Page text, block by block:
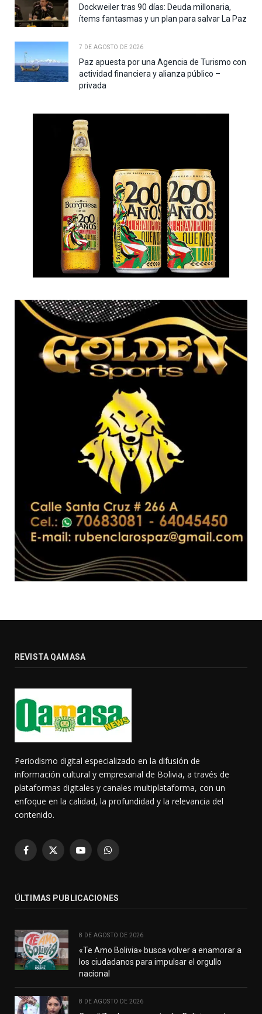
Dockweiler tras 90 días: Deuda millonaria,
ítems fantasmas y un plan para salvar La Paz
7 DE AGOSTO DE 2026
Paz apuesta por una Agencia de Turismo con
actividad financiera y alianza público –
privada
REVISTA QAMASA
Periodismo digital especializado en la difusión de
información cultural y empresarial de Bolivia, a través de
plataformas digitales y canales multiplataforma, con un
enfoque en la calidad, la profundidad y la relevancia del
contenido.
Facebook
X
YouTubeWhatsApp
ÚLTIMAS PUBLICACIONES
8 DE AGOSTO DE 2026
«Te Amo Bolivia» busca volver a enamorar a
los ciudadanos para impulsar el orgullo
nacional
8 DE AGOSTO DE 2026